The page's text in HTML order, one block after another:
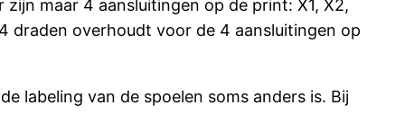
maar 4 aansluitingen op de print: X1, X2,
draden overhoudt voor de 4 aansluitingen op
labeling van de spoelen soms anders is. Bij